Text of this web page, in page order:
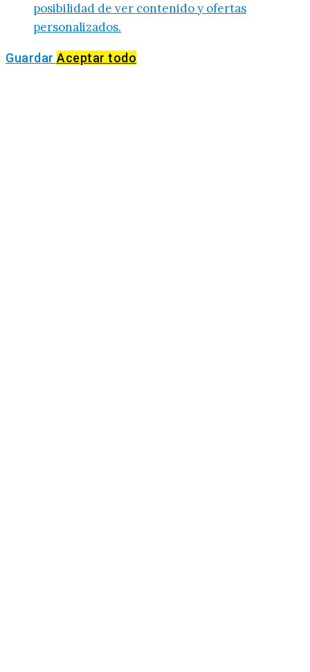
posibilidad de ver contenido y ofertas
personalizados.
Guardar Aceptar todo